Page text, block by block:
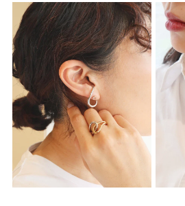
ブランド
カテゴリー
素材
カラー